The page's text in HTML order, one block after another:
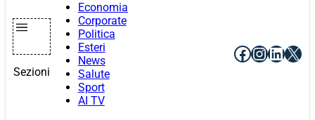
Sezioni
Economia
Corporate
Politica
Esteri
News
Salute
Sport
AI TV
Facebook
X